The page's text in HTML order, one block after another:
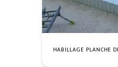
HABILLAGE PLANCHE